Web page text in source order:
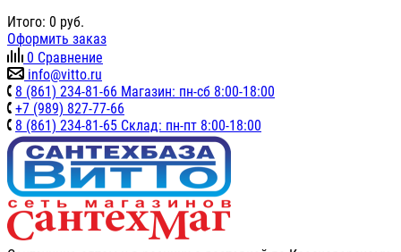
Итого: 0 руб.
Оформить заказ
0 Сравнение
info@vitto.ru
8 (861) 234-81-66 Магазин: пн-сб 8:00-18:00
+7 (989) 827-77-66
8 (861) 234-81-65 Склад: пн-пт 8:00-18:00